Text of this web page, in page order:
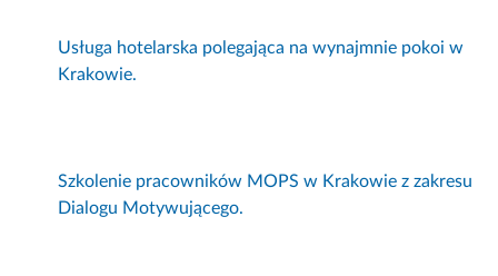
Usługa hotelarska polegająca na wynajmnie pokoi w
Krakowie.
Szkolenie pracowników MOPS w Krakowie z zakresu
Dialogu Motywującego.